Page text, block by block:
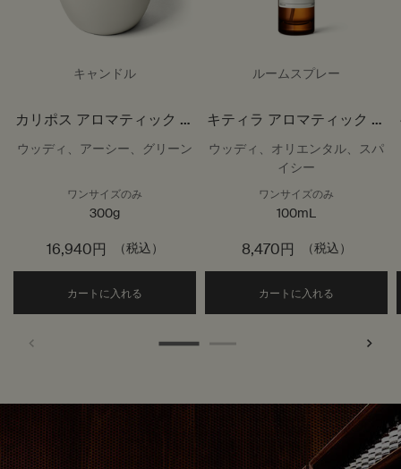
キャンドル
カリポス アロマティック キ
ャンドル
ウッディ、アーシー、グリーン
ワンサイズのみ
300g
16,940円 （税込）
カートに入れる Add the カリポス アロマティック キャンド
ルームスプレー
キティラ アロマティック ル
ームスプレー
ウッディ、オリエンタル、スパ
イシー
ワンサイズのみ
100mL
8,470円 （税込）
カートに入れる